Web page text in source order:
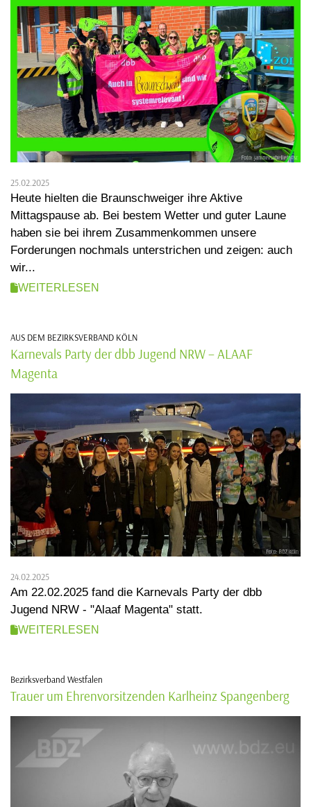
25.02.2025
Heute hielten die Braunschweiger ihre Aktive
Mittagspause ab. Bei bestem Wetter und guter Laune
haben sie bei ihrem Zusammenkommen unsere
Forderungen nochmals unterstrichen und zeigen: auch
wir...
WEITERLESEN
AUS DEM BEZIRKSVERBAND KÖLN
Karnevals Party der dbb Jugend NRW – ALAAF
Magenta
24.02.2025
Am 22.02.2025 fand die Karnevals Party der dbb
Jugend NRW - "Alaaf Magenta" statt.
WEITERLESEN
Bezirksverband Westfalen
Trauer um Ehrenvorsitzenden Karlheinz Spangenberg